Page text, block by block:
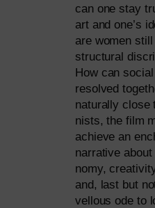
can one stay
art and one’s
are women
struc­tu­ral
How can
resol­ved
natu­ral­ly
nists, the film
achie­ve an
nar­ra­ti­ve
no­my,
and, last but
vell­ous ode to